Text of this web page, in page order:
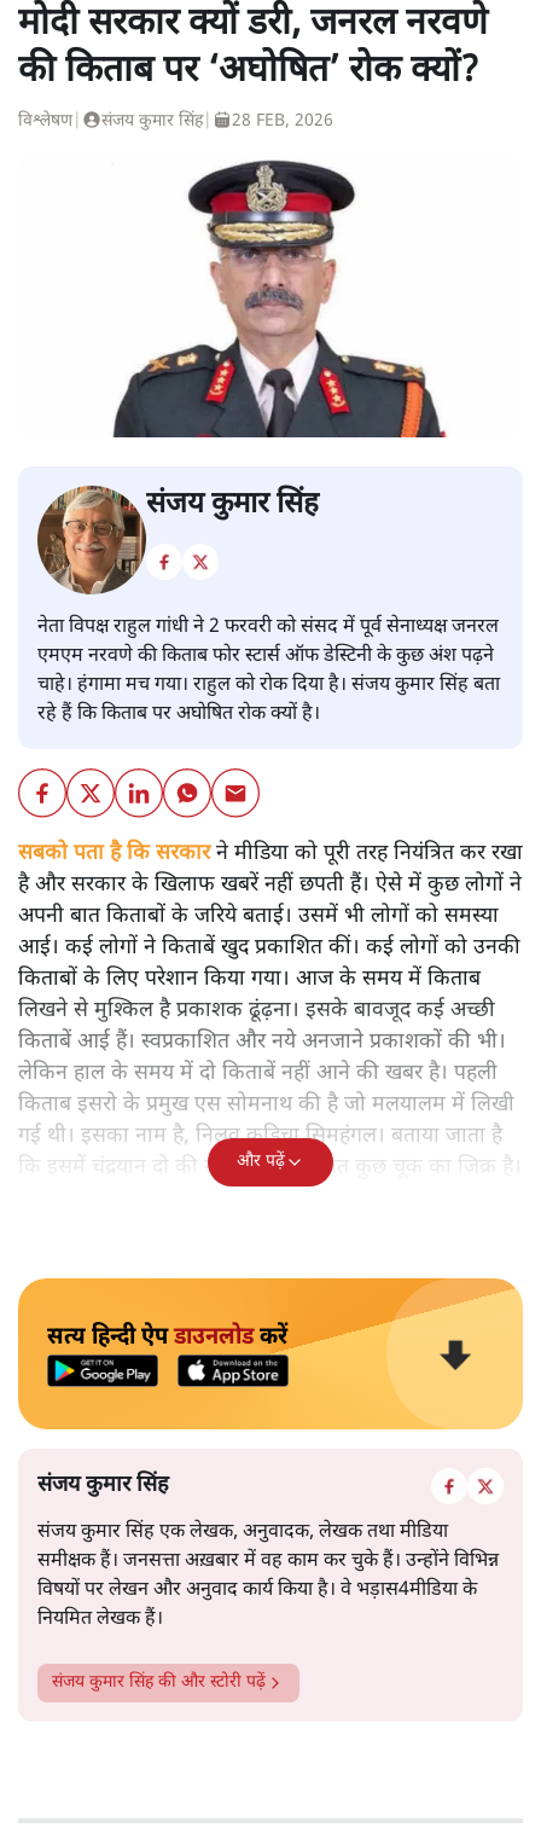
मोदी सरकार क्यों डरी, जनरल नरवणे
की किताब पर ‘अघोषित’ रोक क्यों?
विश्लेषण| संजय कुमार सिंह| 28 FEB, 2026
संजय कुमार सिंह
नेता विपक्ष राहुल गांधी ने 2 फरवरी को संसद में पूर्व सेनाध्यक्ष जनरल
एमएम नरवणे की किताब फोर स्टार्स ऑफ डेस्टिनी के कुछ अंश पढ़ने
चाहे। हंगामा मच गया। राहुल को रोक दिया है। संजय कुमार सिंह बता
रहे हैं कि किताब पर अघोषित रोक क्यों है।
सबको पता है कि सरकारने मीडिया को पूरी तरह नियंत्रित कर रखा
है और सरकार के खिलाफ खबरें नहीं छपती हैं। ऐसे में कुछ लोगों ने
अपनी बात किताबों के जरिये बताई। उसमें भी लोगों को समस्या
आई। कई लोगों ने किताबें खुद प्रकाशित कीं। कई लोगों को उनकी
किताबों के लिए परेशान किया गया। आज के समय में किताब
लिखने से मुश्किल है प्रकाशक ढूंढ़ना। इसके बावजूद कई अच्छी
किताबें आई हैं। स्वप्रकाशित और नये अनजाने प्रकाशकों की भी।
लेकिन हाल के समय में दो किताबें नहीं आने की खबर है। पहली
किताब इसरो के प्रमुख एस सोमनाथ की है जो मलयालम में लिखी
गई थी। इसका नाम है, निलवु कुडिचा सिमहंगल। बताया जाता है
कि इसमें चंद्रयान दो की नाकामी से संबंधित कुछ चूक का जिक्र है।
और पढ़ें
सत्य हिन्दी ऐपडाउनलोडकरें
संजय कुमार सिंह
संजय कुमार सिंह एक लेखक, अनुवादक, लेखक तथा मीडिया
समीक्षक हैं। जनसत्ता अख़बार में वह काम कर चुके हैं। उन्होंने विभिन्न
विषयों पर लेखन और अनुवाद कार्य किया है। वे भड़ास4मीडिया के
नियमित लेखक हैं।
संजय कुमार सिंहकी और स्टोरी पढ़ें